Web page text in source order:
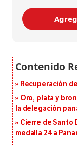
Recuperación
Oro, plata y
la delegación
Cierre de Santo
medalla 24 a